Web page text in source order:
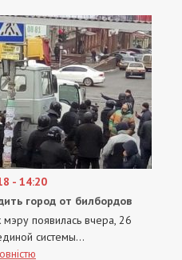
- 14:20
город от билбордов
появилась вчера, 26
системы...